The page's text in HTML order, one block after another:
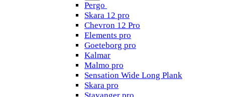
Pergo
Skara 12 pro
Chevron 12 Pro
Elements pro
Goeteborg pro
Kalmar
Malmo pro
Sensation Wide Long Plank
Skara pro